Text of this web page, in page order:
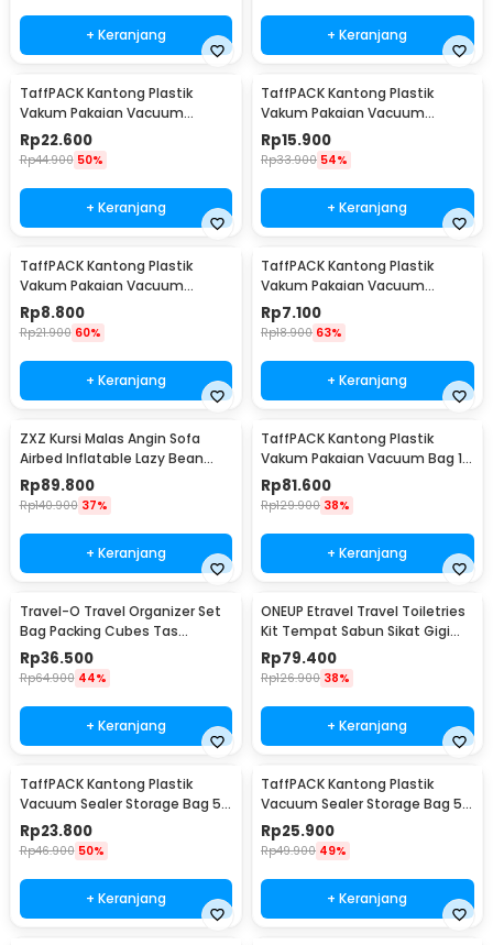
+ Keranjang + Keranjang
TaffPACK Kantong Plastik
Vakum Pakaian Vacuum
Compression Bag 1 PCS L -
SN024
Rp22.600
Rp44.900 50%
+ Keranjang
TaffPACK Kantong Plastik
Vakum Pakaian Vacuum
Compression Bag 1 PCS
80x110cm - YK-1000
Rp15.900
Rp33.900 54%
+ Keranjang
TaffPACK Kantong Plastik
Vakum Pakaian Vacuum
Compression Bag 1 PCS
60x80cm - YK-1000
Rp8.800
Rp21.900 60%
+ Keranjang
TaffPACK Kantong Plastik
Vakum Pakaian Vacuum
Compression Bag 1 PCS
50x70cm - YK-1000
Rp7.100
Rp18.900 63%
+ Keranjang
ZXZ Kursi Malas Angin Sofa
Airbed Inflatable Lazy Bean
Bag 230x70cm - LZ081
Rp89.800
Rp140.900 37%
+ Keranjang
TaffPACK Kantong Plastik
Vakum Pakaian Vacuum Bag 10
PCS Hand Pump - SN09109
Rp81.600
Rp129.900 38%
+ Keranjang
Travel-O Travel Organizer Set
Bag Packing Cubes Tas
Laundry 6 PCS - BIB-650
Rp36.500
Rp64.900 44%
+ Keranjang
ONEUP Etravel Travel Toiletries
Kit Tempat Sabun Sikat Gigi
Handuk - YW46
Rp79.400
Rp126.900 38%
+ Keranjang
TaffPACK Kantong Plastik
Vacuum Sealer Storage Bag 5
PCS 35x50cm - ZKD002
Rp23.800
Rp46.900 50%
+ Keranjang
TaffPACK Kantong Plastik
Vacuum Sealer Storage Bag 5
PCS 50x70cm - ZKD002
Rp25.900
Rp49.900 49%
+ Keranjang